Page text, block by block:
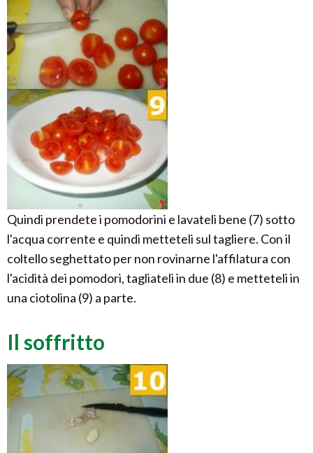
Quindi prendete i pomodorini e lavateli bene (7) sotto
l'acqua corrente e quindi metteteli sul tagliere. Con il
coltello seghettato per non rovinarne l'affilatura con
l'acidità dei pomodori, tagliateli in due (8) e metteteli in
una ciotolina (9) a parte.
Il soffritto